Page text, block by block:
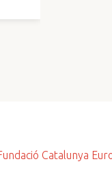
Catalunya